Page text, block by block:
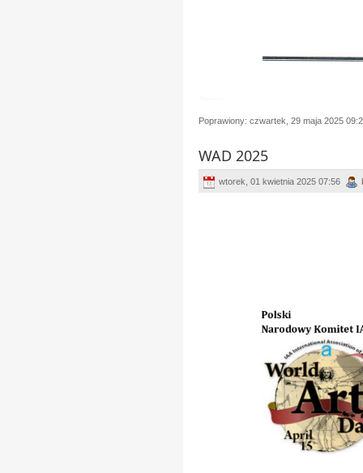
Poprawiony: czwartek, 29 maja 2025
WAD 2025
wtorek, 01 kwietnia 2025 07:56